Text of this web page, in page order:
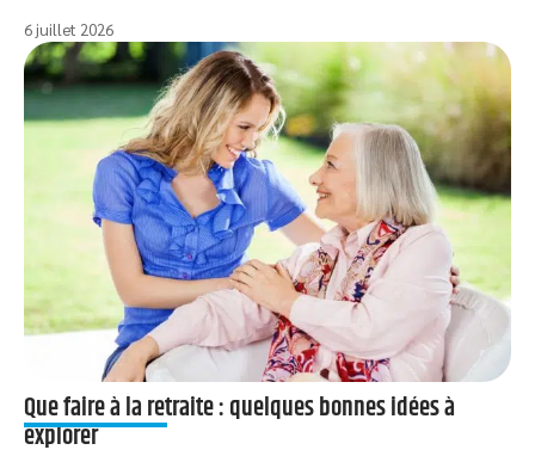
6 juillet 2026
Que faire à la retraite : quelques bonnes idées à
explorer